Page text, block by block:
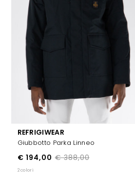
REFRIGIWEAR
Giubbotto Parka Linneo
€ 388,00
€ 194,00
2 colori